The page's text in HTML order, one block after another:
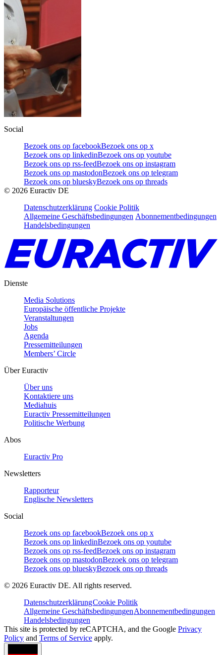
Social
Bezoek ons op facebookBezoek ons op x
Bezoek ons op linkedinBezoek ons op youtube
Bezoek ons op rss-feedBezoek ons op instagram
Bezoek ons op mastodonBezoek ons op telegram
Bezoek ons op blueskyBezoek ons op threads
© 2026 Euractiv DE
Datenschutzerklärung Cookie Politik
Allgemeine Geschäftsbedingungen Abonnementbedingungen
Handelsbedingungen
Dienste
Media Solutions
Europäische öffentliche Projekte
Veranstaltungen
Jobs
Agenda
Pressemitteilungen
Members’ Circle
Über Euractiv
Über uns
Kontaktiere uns
Mediahuis
Euractiv Pressemitteilungen
Politische Werbung
Abos
Euractiv Pro
Newsletters
Rapporteur
Englische Newsletters
Social
Bezoek ons op facebookBezoek ons op x
Bezoek ons op linkedinBezoek ons op youtube
Bezoek ons op rss-feedBezoek ons op instagram
Bezoek ons op mastodonBezoek ons op telegram
Bezoek ons op blueskyBezoek ons op threads
© 2026 Euractiv DE. All rights reserved.
DatenschutzerklärungCookie Politik
Allgemeine GeschäftsbedingungenAbonnementbedingungen
Handelsbedingungen
This site is protected by reCAPTCHA, and the Google Privacy
Policy and Terms of Service apply.